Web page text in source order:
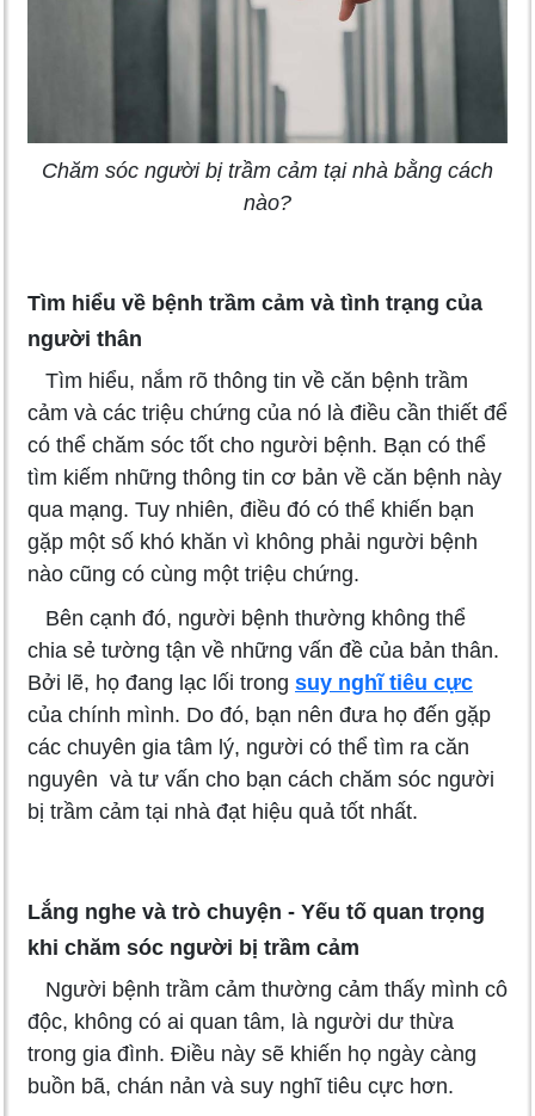
Chăm sóc người bị trầm cảm tại nhà bằng cách
nào?
Tìm hiểu về bệnh trầm cảm và tình trạng của
người thân
Tìm hiểu, nắm rõ thông tin về căn bệnh trầm
cảm và các triệu chứng của nó là điều cần thiết để
có thể chăm sóc tốt cho người bệnh. Bạn có thể
tìm kiếm những thông tin cơ bản về căn bệnh này
qua mạng. Tuy nhiên, điều đó có thể khiến bạn
gặp một số khó khăn vì không phải người bệnh
nào cũng có cùng một triệu chứng.
Bên cạnh đó, người bệnh thường không thể
chia sẻ tường tận về những vấn đề của bản thân.
Bởi lẽ, họ đang lạc lối trong suy nghĩ tiêu cực
của chính mình. Do đó, bạn nên đưa họ đến gặp
các chuyên gia tâm lý, người có thể tìm ra căn
nguyên và tư vấn cho bạn cách chăm sóc người
bị trầm cảm tại nhà đạt hiệu quả tốt nhất.
Lắng nghe và trò chuyện - Yếu tố quan trọng
khi chăm sóc người bị trầm cảm
Người bệnh trầm cảm thường cảm thấy mình cô
độc, không có ai quan tâm, là người dư thừa
trong gia đình. Điều này sẽ khiến họ ngày càng
buồn bã, chán nản và suy nghĩ tiêu cực hơn.